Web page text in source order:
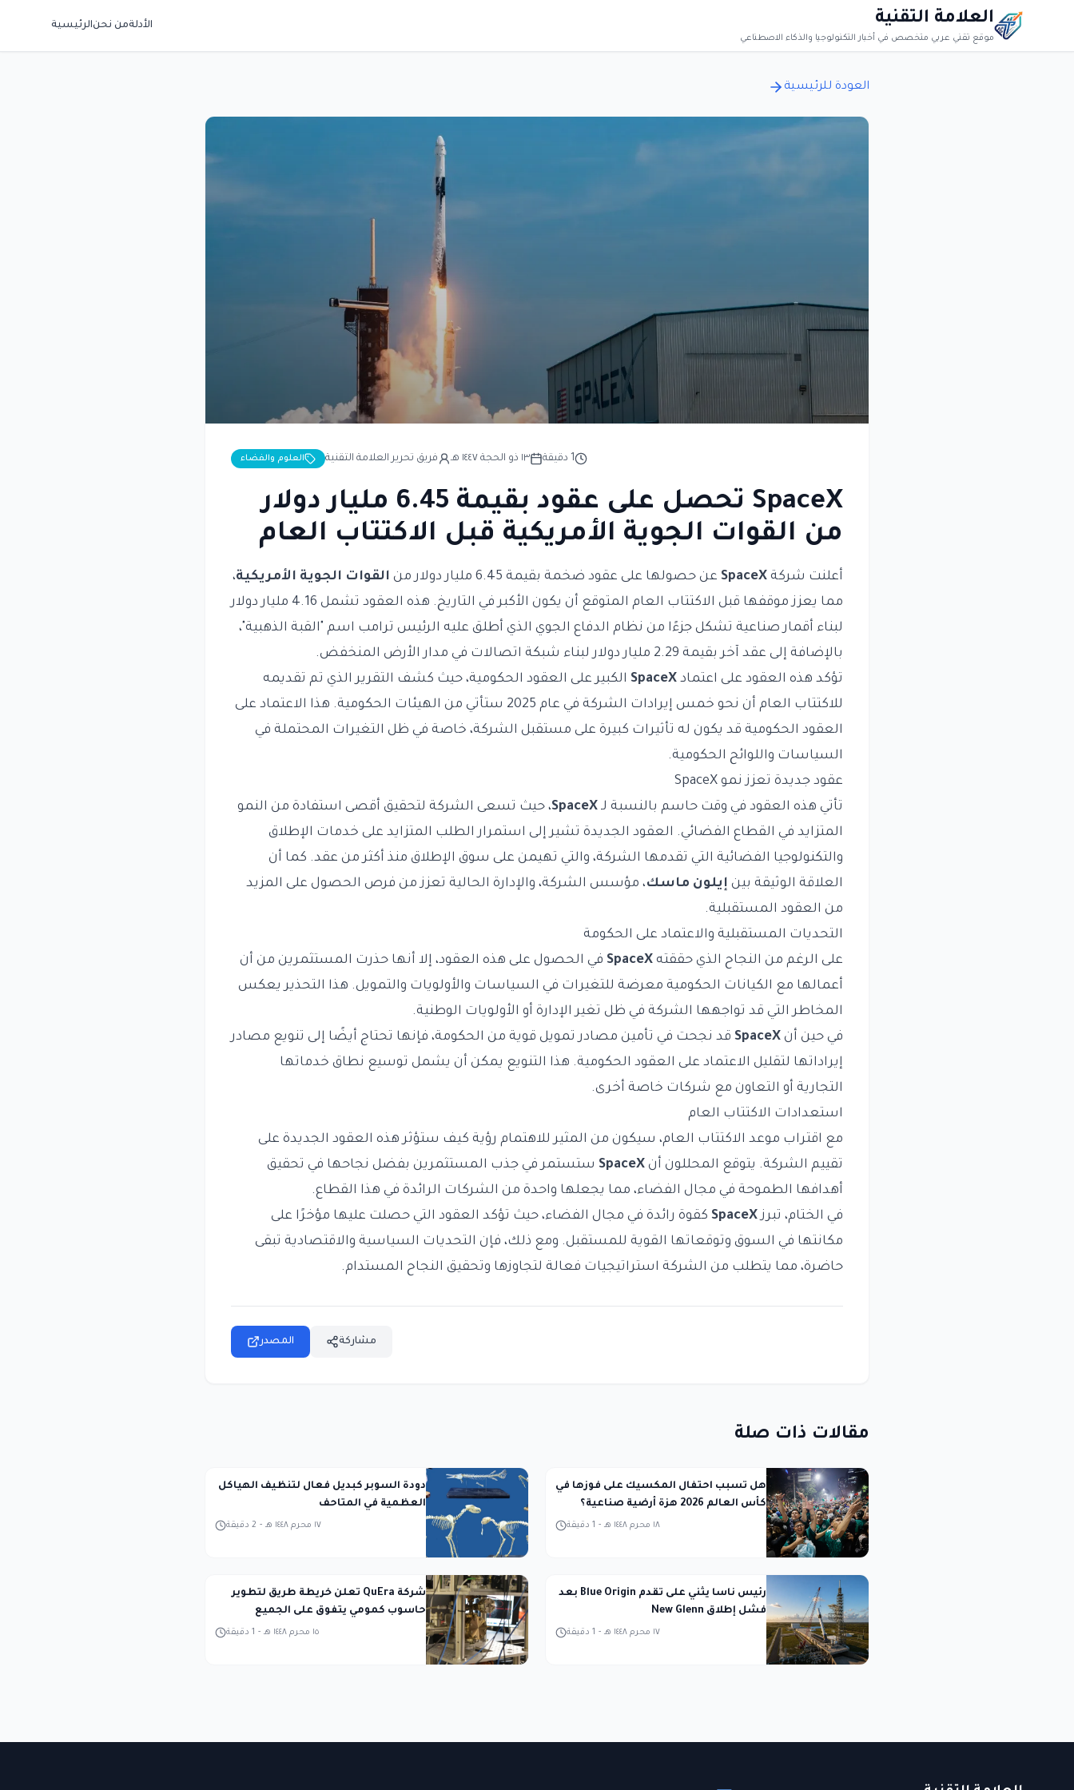
العلامة التقنية
موقع تقني عربي متخصص في أخبار التكنولوجيا والذكاء الاصطناعي
الأدلةمن نحنالرئيسية
العودة للرئيسية
العلوم والفضاء فريق تحرير العلامة التقنية ١٣ ذو الحجة ١٤٤٧ هـ 1 دقيقة
SpaceX تحصل على عقود بقيمة 6.45 مليار دولار
من القوات الجوية الأمريكية قبل الاكتتاب العام
أعلنت شركة SpaceX عن حصولها على عقود ضخمة بقيمة 6.45 مليار دولار من القوات الجوية الأمريكية،
مما يعزز موقفها قبل الاكتتاب العام المتوقع أن يكون الأكبر في التاريخ. هذه العقود تشمل 4.16 مليار دولار
لبناء أقمار صناعية تشكل جزءًا من نظام الدفاع الجوي الذي أطلق عليه الرئيس ترامب اسم "القبة الذهبية"،
بالإضافة إلى عقد آخر بقيمة 2.29 مليار دولار لبناء شبكة اتصالات في مدار الأرض المنخفض.
تؤكد هذه العقود على اعتماد SpaceX الكبير على العقود الحكومية، حيث كشف التقرير الذي تم تقديمه
للاكتتاب العام أن نحو خمس إيرادات الشركة في عام 2025 ستأتي من الهيئات الحكومية. هذا الاعتماد على
العقود الحكومية قد يكون له تأثيرات كبيرة على مستقبل الشركة، خاصة في ظل التغيرات المحتملة في
السياسات واللوائح الحكومية.
عقود جديدة تعزز نمو SpaceX
تأتي هذه العقود في وقت حاسم بالنسبة لـ SpaceX، حيث تسعى الشركة لتحقيق أقصى استفادة من النمو
المتزايد في القطاع الفضائي. العقود الجديدة تشير إلى استمرار الطلب المتزايد على خدمات الإطلاق
والتكنولوجيا الفضائية التي تقدمها الشركة، والتي تهيمن على سوق الإطلاق منذ أكثر من عقد. كما أن
العلاقة الوثيقة بين إيلون ماسك، مؤسس الشركة، والإدارة الحالية تعزز من فرص الحصول على المزيد
من العقود المستقبلية.
التحديات المستقبلية والاعتماد على الحكومة
على الرغم من النجاح الذي حققته SpaceX في الحصول على هذه العقود، إلا أنها حذرت المستثمرين من أن
أعمالها مع الكيانات الحكومية معرضة للتغيرات في السياسات والأولويات والتمويل. هذا التحذير يعكس
المخاطر التي قد تواجهها الشركة في ظل تغير الإدارة أو الأولويات الوطنية.
في حين أن SpaceX قد نجحت في تأمين مصادر تمويل قوية من الحكومة، فإنها تحتاج أيضًا إلى تنويع مصادر
إيراداتها لتقليل الاعتماد على العقود الحكومية. هذا التنويع يمكن أن يشمل توسيع نطاق خدماتها
التجارية أو التعاون مع شركات خاصة أخرى.
استعدادات الاكتتاب العام
مع اقتراب موعد الاكتتاب العام، سيكون من المثير للاهتمام رؤية كيف ستؤثر هذه العقود الجديدة على
تقييم الشركة. يتوقع المحللون أن SpaceX ستستمر في جذب المستثمرين بفضل نجاحها في تحقيق
أهدافها الطموحة في مجال الفضاء، مما يجعلها واحدة من الشركات الرائدة في هذا القطاع.
في الختام، تبرزSpaceX كقوة رائدة في مجال الفضاء، حيث تؤكد العقود التي حصلت عليها مؤخرًا على
مكانتها في السوق وتوقعاتها القوية للمستقبل. ومع ذلك، فإن التحديات السياسية والاقتصادية تبقى
حاضرة، مما يتطلب من الشركة استراتيجيات فعالة لتجاوزها وتحقيق النجاح المستدام.
المصدر مشاركة
مقالات ذات صلة
هل تسبب احتفال المكسيك على فوزها في
كأس العالم 2026 هزة أرضية صناعية؟
1 دقيقة - ١٨ محرم ١٤٤٨ هـ
دودة السوبر كبديل فعال لتنظيف الهياكل
العظمية في المتاحف
2 دقيقة - ١٧ محرم ١٤٤٨ هـ
رئيس ناسا يثني على تقدم Blue Origin بعد
فشل إطلاق New Glenn
1 دقيقة - ١٧ محرم ١٤٤٨ هـ
شركة QuEra تعلن خريطة طريق لتطوير
حاسوب كمومي يتفوق على الجميع
1 دقيقة - ١٥ محرم ١٤٤٨ هـ